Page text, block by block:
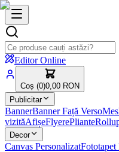
Editor Online
Coș (0)0,00 RON
Publicitar
BannerBanner Față Verso
vizităAfișeFlyerePliante
Decor
Canvas PersonalizatFototapet